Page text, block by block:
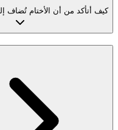
كيف أتأكد من أن الأختام تُضاف